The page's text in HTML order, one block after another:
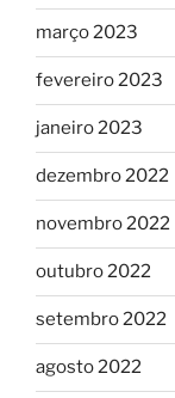
março 2023
fevereiro 2023
janeiro 2023
dezembro 2022
novembro 2022
outubro 2022
setembro 2022
agosto 2022